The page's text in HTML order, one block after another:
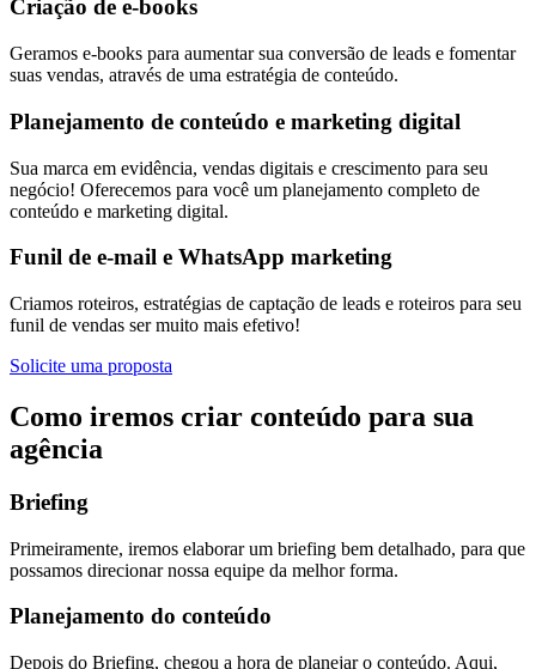
Criação de e-books
Geramos e-books para aumentar sua conversão de leads e fomentar
suas vendas, através de uma estratégia de conteúdo.
Planejamento de conteúdo e marketing digital
Sua marca em evidência, vendas digitais e crescimento para seu
negócio! Oferecemos para você um planejamento completo de
conteúdo e marketing digital.
Funil de e-mail e WhatsApp marketing
Criamos roteiros, estratégias de captação de leads e roteiros para seu
funil de vendas ser muito mais efetivo!
Solicite uma proposta
Como iremos criar conteúdo para sua
agência
Briefing
Primeiramente, iremos elaborar um briefing bem detalhado, para que
possamos direcionar nossa equipe da melhor forma.
Planejamento do conteúdo
Depois do Briefing, chegou a hora de planejar o conteúdo. Aqui,